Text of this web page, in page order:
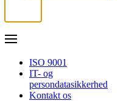
ISO 9001
IT- og
persondatasikkerhed
Kontakt os